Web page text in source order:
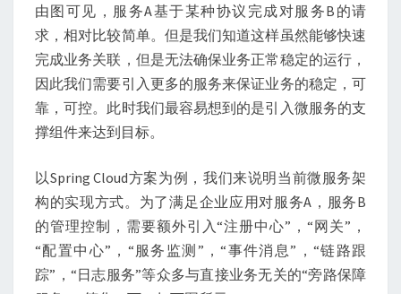
由图可见，服务A基于某种协议完成对服务B的请
求，相对比较简单。但是我们知道这样虽然能够快速
完成业务关联，但是无法确保业务正常稳定的运行，
因此我们需要引入更多的服务来保证业务的稳定，可
靠，可控。此时我们最容易想到的是引入微服务的支
撑组件来达到目标。
以Spring Cloud方案为例，我们来说明当前微服务架
构的实现方式。为了满足企业应用对服务A，服务B
的管理控制，需要额外引入“注册中心”，“网关”，
“配置中心”，“服务监测”，“事件消息”，“链路跟
踪”，“日志服务”等众多与直接业务无关的“旁路保障